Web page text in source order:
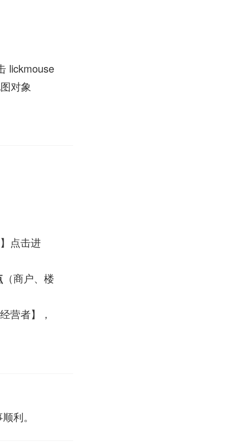
lickmouse
对象
点击进
（商户、楼
营者】，
利。